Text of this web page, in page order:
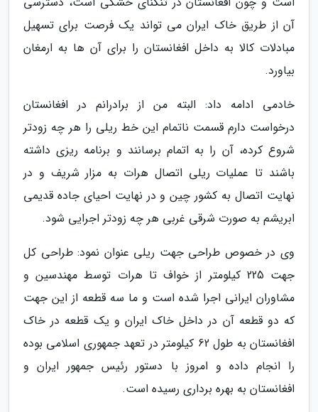
آن از طریق خاک ایران می تواند یک فرصت برای تسهیل
مبادلات کالا به داخل افغانستان را برای آن ها به ارمغان
بیاورد.
خادمی ادامه داد: البته من از برادرانم در افغانستان
درخواست دارم قسمت ناتمام این خط ریلی را هر چه زودتر
شروع کرده، آن را به اتمام برسانند و برنامه ریزی داشته
باشند تا عملیات ریلی اتصال هرات به مزار شریف و در
نهایت اتصال به کشور چین و در نهایت احیای جاده قدیمی
ابریشم به صورت شرقی غربی هر چه زودتر اجرایی شود.
وی در خصوص طراحی جهت ریلی عنوان نمود: طراحی کل
جهت 225 کیلومتر از خواف تا هرات توسط مهندسین و
مشاوران ایرانی اجرا شده است و ما سه قطعه از این جهت
که دو قطعه آن در داخل خاک ایران و یک قطعه در خاک
افغانستان به طول 62 کیلومتر در تعهد جمهوری اسلامی بوده
را انجام داده و امروز با دستور رئیس جمهور ایران و
افغانستان به بهره برداری رسیده است.